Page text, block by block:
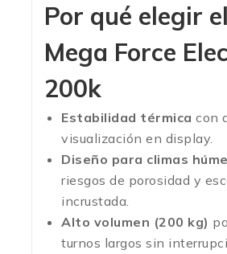
Por qué elegir
Mega Force
200k
Estabilidad térmica con
visualización en display.
Diseño para climas
riesgos de porosidad y
incrustada.
Alto volumen (200 kg)
turnos largos sin